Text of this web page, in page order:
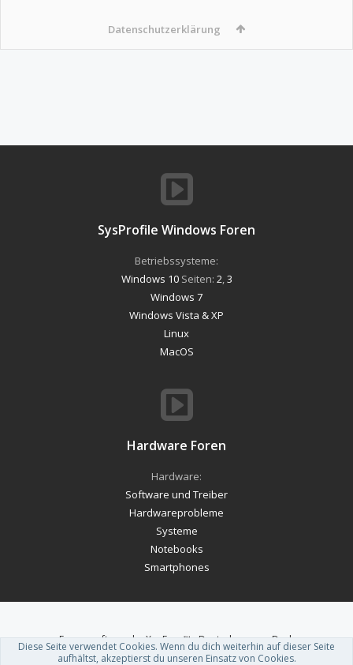
Datenschutzerklärung
SysProfile Windows Foren
Betriebssysteme:
Windows 10Seiten: 2 3
Windows 7
Windows Vista & XP
Linux
MacOS
Hardware Foren
Hardware:
Software und Treiber
Hardwareprobleme
Systeme
Notebooks
Smartphones
Forum software by XenForo™-Deutsch von xenDach
Theme designed byThemeHouse .
Diese Seite verwendet Cookies. Wenn du dich weiterhin auf dieser Seite
aufhältst, akzeptierst du unseren Einsatz von Cookies.